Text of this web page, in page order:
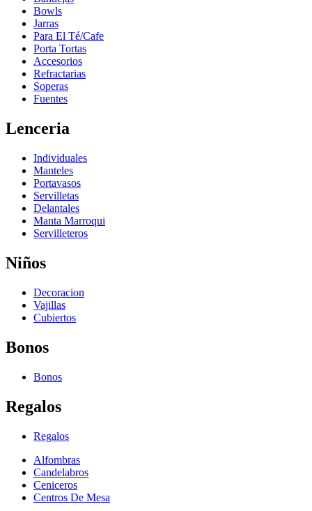
Bowls
Jarras
Para El Té/Cafe
Porta Tortas
Accesorios
Refractarias
Soperas
Fuentes
Lenceria
Individuales
Manteles
Portavasos
Servilletas
Delantales
Manta Marroqui
Servilleteros
Niños
Decoracion
Vajillas
Cubiertos
Bonos
Bonos
Regalos
Regalos
Alfombras
Candelabros
Ceniceros
Centros De Mesa